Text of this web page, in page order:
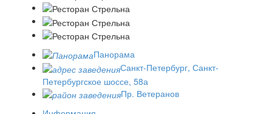
Панорама
Санкт-Петербург, Санкт-
Петербургское шоссе, 58а
Пр. Ветеранов